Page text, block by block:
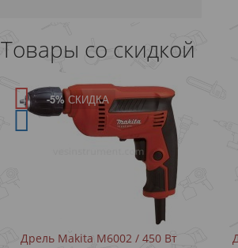
Товары со скидкой
-5%СКИДКА
Дрель с ударом Makita HP1640 / 680